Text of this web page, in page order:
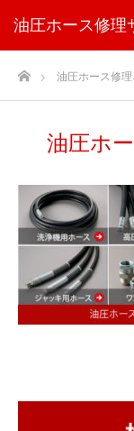
油圧ホース修理
ホーム油圧ホース修
油圧ホ